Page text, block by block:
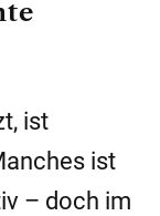
ist
ist
– doch im